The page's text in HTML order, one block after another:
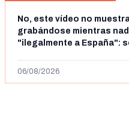
No, este vídeo no
grabándose mientras
"ilegalmente a España":
06/08/2026